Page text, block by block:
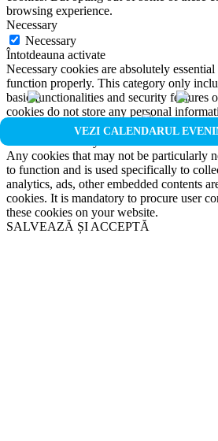
VEZI CALENDARUL
browsing experience.
Necessary
Necessary
Întotdeauna activate
Necessary cookies are absolutely
function properly. This category only
basic functionalities and security features
cookies do not store any personal
Non-necessary
Any cookies that may not be particularly
to function and is used specifically to
analytics, ads, other embedded contents
cookies. It is mandatory to procure user
these cookies on your website.
SALVEAZĂ ȘI ACCEPTĂ